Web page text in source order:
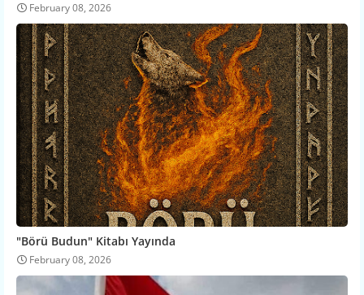
February 08, 2026
"Börü Budun" Kitabı Yayında
February 08, 2026